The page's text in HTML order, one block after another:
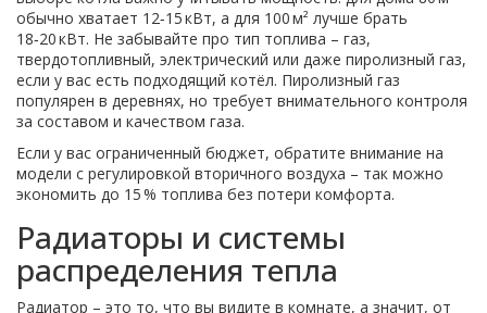
обычно хватает 12‑15 кВт, а для 100 м² лучше брать
18‑20 кВт. Не забывайте про тип топлива – газ,
твердотопливный, электрический или даже пиролизный газ,
если у вас есть подходящий котёл. Пиролизный газ
популярен в деревнях, но требует внимательного контроля
за составом и качеством газа.
Если у вас ограниченный бюджет, обратите внимание на
модели с регулировкой вторичного воздуха – так можно
экономить до 15 % топлива без потери комфорта.
Радиаторы и системы
распределения тепла
Радиатор – это то, что вы видите в комнате, а значит, от